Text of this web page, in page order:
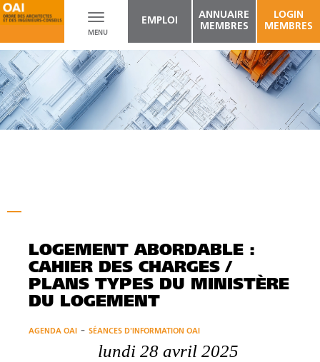
Toggle
navigation
MENU
EMPLOI
ANNUAIRE
MEMBRES
LOGIN
MEMBRES
LOGEMENT ABORDABLE :
CAHIER DES CHARGES /
PLANS TYPES DU MINISTÈRE
DU LOGEMENT
AGENDA OAI - SÉANCES D'INFORMATION OAI
lundi 28 avril 2025